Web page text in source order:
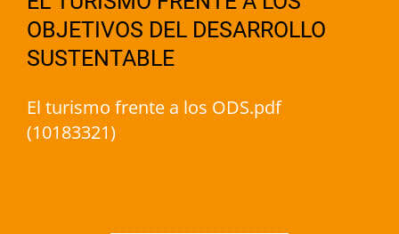
OBJETIVOS DEL DESARROLLO
SUSTENTABLE
El turismo frente a los ODS.pdf
(10183321)